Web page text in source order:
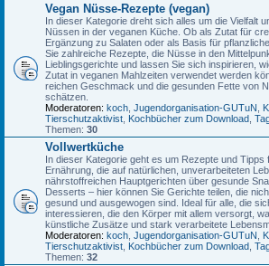
Vegan Nüsse-Rezepte (vegan)
In dieser Kategorie dreht sich alles um die Vielfalt
Nüssen in der veganen Küche. Ob als Zutat für
Ergänzung zu Salaten oder als Basis für
Sie zahlreiche Rezepte, die Nüsse in den
Lieblingsgerichte und lassen Sie sich inspirieren,
Zutat in veganen Mahlzeiten verwendet werden
reichen Geschmack und die gesunden Fette von
schätzen.
Moderatoren: koch Jugendorganisation-GUTuN
Tierschutzaktivist Kochbücher zum Download
Themen: 30
Vollwertküche
In dieser Kategorie geht es um Rezepte und Tipps
Ernährung, die auf natürlichen, unverarbeiteten
nährstoffreichen Hauptgerichten über gesunde
Desserts – hier können Sie Gerichte teilen, die
gesund und ausgewogen sind. Ideal für alle, die
interessieren, die den Körper mit allem versorgt,
künstliche Zusätze und stark verarbeitete
Moderatoren: koch Jugendorganisation-GUTuN
Tierschutzaktivist Kochbücher zum Download
Themen: 32